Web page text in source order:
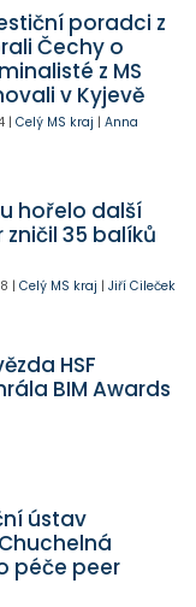
poradci z
Čechy o
z MS
v Kyjevě
| Celý MS kraj | Anna
hořelo další
35 balíků
| Celý MS kraj | Jiří Cileček
HSF
BIM Awards
ústav
péče peer